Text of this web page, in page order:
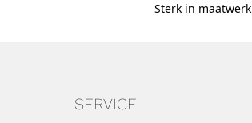
Sterk in maatwerk
SERVICE